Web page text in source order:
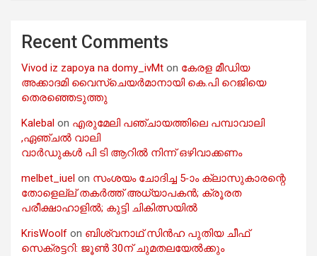
Recent Comments
Vivod iz zapoya na domy_ivMt on കേരള മീഡിയ
അക്കാദമി വൈസ്ചെയർമാനായി കെ.പി റെജിയെ
തെരഞ്ഞെടുത്തു
Kalebal on എരുമേലി പഞ്ചായത്തിലെ പമ്പാവാലി
,ഏഞ്ചൽ വാലി
വാർഡുകൾ പി ടി ആറിൽ നിന്ന് ഒഴിവാക്കണം
melbet_iuel on സംശയം ചോദിച്ച 5-ാം ക്ലാസുകാരന്റെ
തോളെല്ല് തകർത്ത് അധ്യാപകൻ; ക്രൂരത
പരീക്ഷാഹാളിൽ; കുട്ടി ചികിത്സയിൽ
KrisWoolf on ബിശ്വനാഥ് സിൻഹ പുതിയ ചീഫ്
സെക്രട്ടറി: ജൂൺ 30ന് ചുമതലയേൽക്കും